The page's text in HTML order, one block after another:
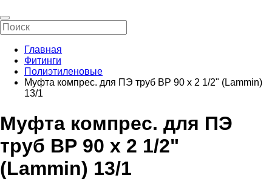
Главная
Фитинги
Полиэтиленовые
Муфта компрес. для ПЭ труб ВР 90 x 2 1/2" (Lammin)
13/1
Муфта компрес. для ПЭ
труб ВР 90 x 2 1/2"
(Lammin) 13/1